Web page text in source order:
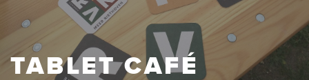
TABLET CAFÉ